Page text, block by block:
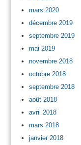
mars 2020
décembre 2019
septembre 2019
mai 2019
novembre 2018
octobre 2018
septembre 2018
août 2018
avril 2018
mars 2018
janvier 2018